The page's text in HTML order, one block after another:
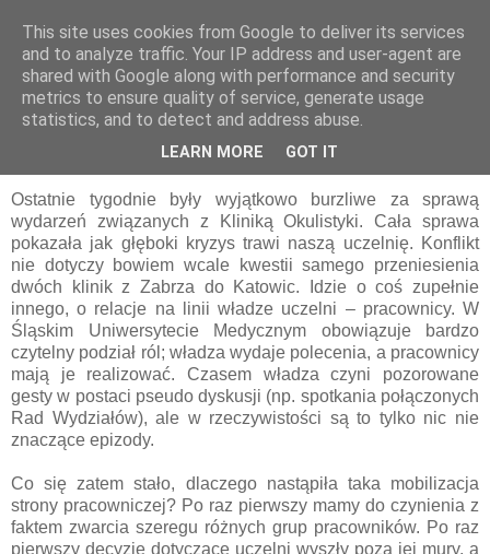
pluskiewicz.blogspot.com
poniedziałek, 15 czerwca 2009
Parę słów podsumowania
Ostatnie tygodnie były wyjątkowo burzliwe za sprawą
wydarzeń związanych z Kliniką Okulistyki. Cała sprawa
pokazała jak głęboki kryzys trawi naszą uczelnię. Konflikt
nie dotyczy bowiem wcale kwestii samego przeniesienia
dwóch klinik z Zabrza do Katowic. Idzie o coś zupełnie
innego, o relacje na linii władze uczelni – pracownicy. W
Śląskim Uniwersytecie Medycznym obowiązuje bardzo
czytelny podział ról; władza wydaje polecenia, a pracownicy
mają je realizować. Czasem władza czyni pozorowane
gesty w postaci pseudo dyskusji (np. spotkania połączonych
Rad Wydziałów), ale w rzeczywistości są to tylko nic nie
znaczące epizody.
Co się zatem stało, dlaczego nastąpiła taka mobilizacja
strony pracowniczej? Po raz pierwszy mamy do czynienia z
faktem zwarcia szeregu różnych grup pracowników. Po raz
pierwszy decyzje dotyczące uczelni wyszły poza jej mury, a
This site uses cookies from Google to deliver its services
and to analyze traffic. Your IP address and user-agent are
shared with Google along with performance and security
metrics to ensure quality of service, generate usage
statistics, and to detect and address abuse.
LEARN MORE GOT IT